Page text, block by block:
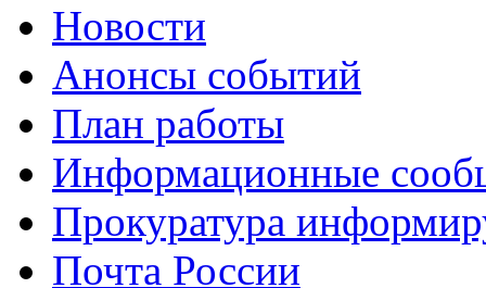
Новости
Анонсы событий
План работы
Информационные
Прокуратура
Почта России